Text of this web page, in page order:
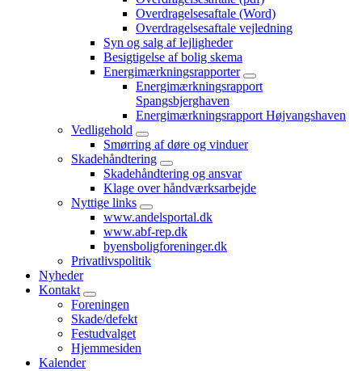
Overdragelsesaftale (Word)
Overdragelsesaftale vejledning
Syn og salg af lejligheder
Besigtigelse af bolig skema
Energimærkningsrapporter
Energimærkningsrapport
Spangsbjerghaven
Energimærkningsrapport Højvangshaven
Vedligehold
Smørring af døre og vinduer
Skadehåndtering
Skadehåndtering og ansvar
Klage over håndværksarbejde
Nyttige links
www.andelsportal.dk
www.abf-rep.dk
byensboligforeninger.dk
Privatlivspolitik
Nyheder
Kontakt
Foreningen
Skade/defekt
Festudvalget
Hjemmesiden
Kalender